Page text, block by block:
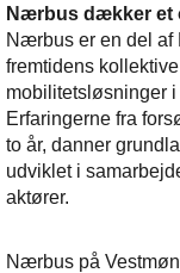
Nærbus dækker et
Nærbus er en del af
fremtidens
mobilitetsløsninger i
Erfaringerne fra
to år, danner
udviklet i
aktører.
Nærbus på